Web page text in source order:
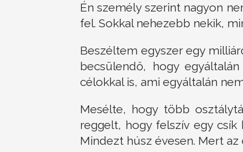
Én személy szerint nagyon
fel. Sokkal nehezebb nekik,
Beszéltem egyszer egy
becsülendő, hogy
célokkal is, ami egyáltalán
Mesélte, hogy több
reggelt, hogy felszív egy csík
Mindezt húsz évesen. Mert